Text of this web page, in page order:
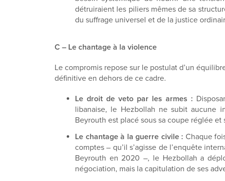
détruiraient les piliers mêmes de sa
du suffrage universel et de la justice
C – Le chantage à la violence
Le compromis repose sur le postulat d’un
définitive en dehors de ce cadre.
Le droit de veto par les armes :
libanaise, le Hezbollah ne subit aucune
Beyrouth est placé sous sa coupe réglée et
Le chantage à la guerre civile : Chaque
comptes – qu’il s’agisse de l’enquête
Beyrouth en 2020 –, le Hezbollah a
négociation, mais la capitulation de ses